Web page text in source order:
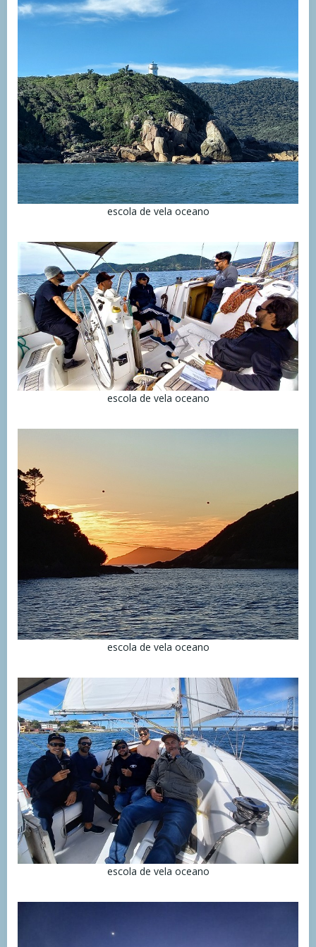
escola de vela oceano
escola de vela oceano
escola de vela oceano
escola de vela oceano